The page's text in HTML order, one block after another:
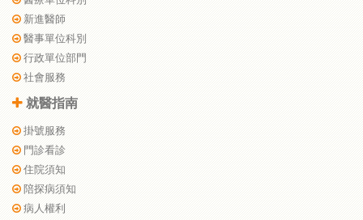
新進醫師
醫事單位科別
行政單位部門
社會服務
就醫指南
掛號服務
門診看診
住院須知
陪探病須知
病人權利